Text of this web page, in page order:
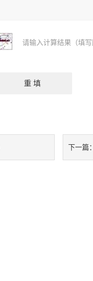
请输入计算结果（填
下一篇